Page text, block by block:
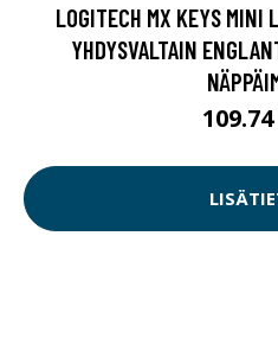
LOGITECH MX KEYS MINI
YHDYSVALTAIN